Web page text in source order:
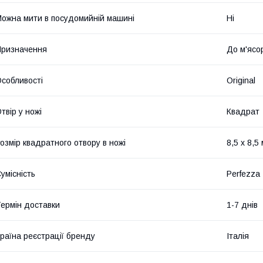
мити в посудомийній машині Ні
До
Original
у ножі Квадрат
квадратного отвору в ножі 8,5 x 8,5
Perfezza
доставки 1-7 днів
реєстрації бренду Італія